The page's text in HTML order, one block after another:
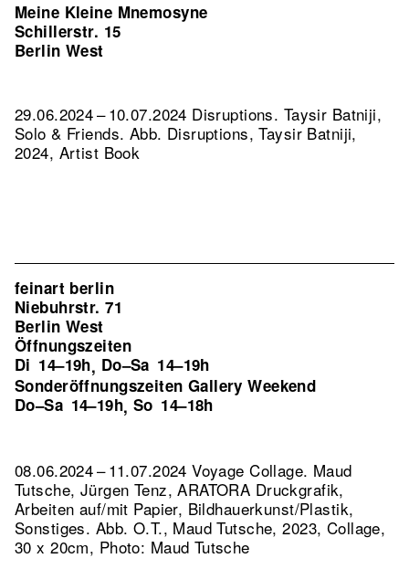
Meine Kleine Mnemosyne
Schillerstr. 15
Berlin West
29.06.2024 – 10.07.2024 Disruptions. Taysir Batniji,
Solo & Friends. Abb. Disruptions, Taysir Batniji,
2024, Artist Book
feinart berlin
Niebuhrstr. 71
Berlin West
Öffnungszeiten
Di 14–19h, Do–Sa 14–19h
Sonderöffnungszeiten Gallery Weekend
Do–Sa 14–19h, So 14–18h
08.06.2024 – 11.07.2024 Voyage Collage. Maud
Tutsche, Jürgen Tenz, ARATORA Druckgrafik,
Arbeiten auf/mit Papier, Bildhauerkunst/Plastik,
Sonstiges. Abb. O.T., Maud Tutsche, 2023, Collage,
30 x 20cm, Photo: Maud Tutsche